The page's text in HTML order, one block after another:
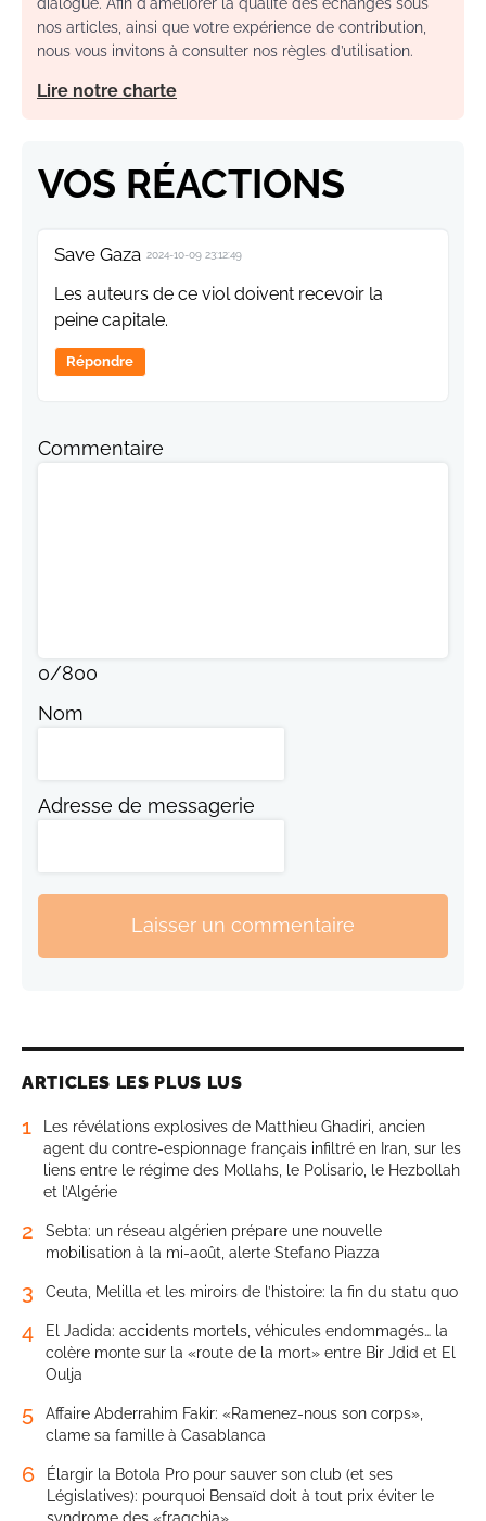
nos articles, ainsi que votre expérience de contribution,
nous vous invitons à consulter nos règles d’utilisation.
Lire notre charte
VOS RÉACTIONS
Save Gaza 2024-10-09 23:12:49
Les auteurs de ce viol doivent recevoir la
peine capitale.
Répondre
Commentaire
0/800
Nom
Adresse de messagerie
Laisser un commentaire
ARTICLES LES PLUS LUS
1
Les révélations explosives de Matthieu Ghadiri, ancien
agent du contre-espionnage français infiltré en Iran, sur les
liens entre le régime des Mollahs, le Polisario, le Hezbollah
et l’Algérie
2
Sebta: un réseau algérien prépare une nouvelle
mobilisation à la mi-août, alerte Stefano Piazza
3 Ceuta, Melilla et les miroirs de l’histoire: la fin du statu quo
4
El Jadida: accidents mortels, véhicules endommagés… la
colère monte sur la «route de la mort» entre Bir Jdid et El
Oulja
5
Affaire Abderrahim Fakir: «Ramenez-nous son corps»,
clame sa famille à Casablanca
6
Élargir la Botola Pro pour sauver son club (et ses
Législatives): pourquoi Bensaïd doit à tout prix éviter le
syndrome des «fraqchia»